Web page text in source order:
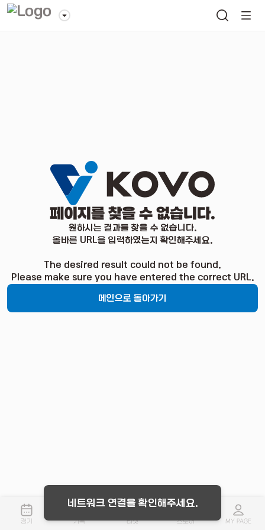
네트워크 연결을 확인해주세요.
페이지를 찾을 수 없습니다.
원하시는 결과를 찾을 수 없습니다.
올바른 URL을 입력하였는지 확인해주세요.
The desired result could not be found.
Please make sure you have entered the correct URL.
메인으로 돌아가기
경기 기록 티켓 스토어 MY PAGE